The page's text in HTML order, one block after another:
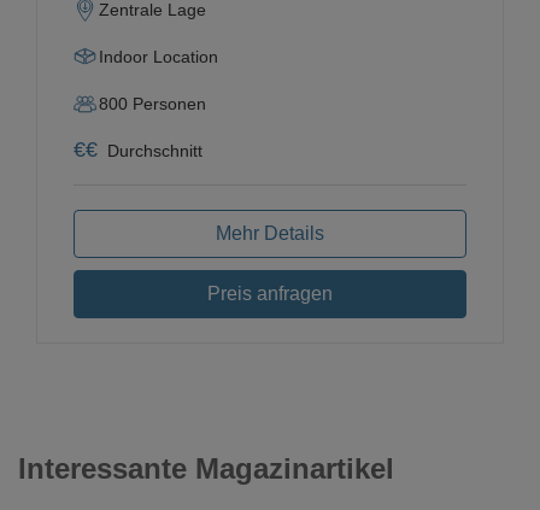
Zentrale Lage
Indoor Location
800 Personen
€€ Durchschnitt
Mehr Details
Preis anfragen
Interessante Magazinartikel